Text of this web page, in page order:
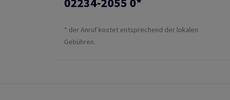
* der Anruf kostet entsprechend der lokalen
Gebühren.